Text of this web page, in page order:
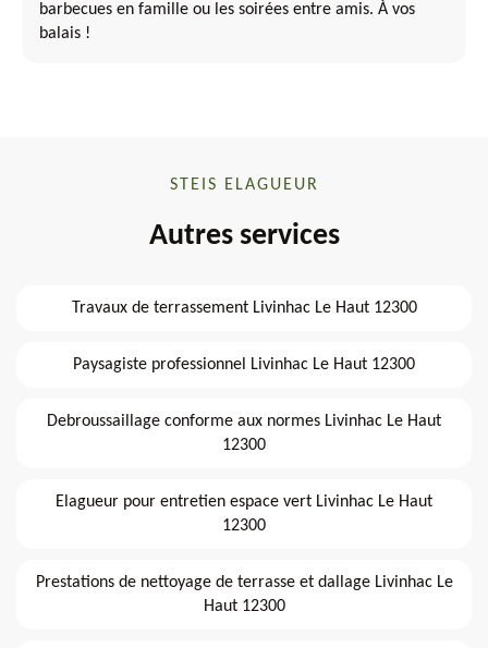
barbecues en famille ou les soirées entre amis. À vos
balais !
STEIS ELAGUEUR
Autres services
Travaux de terrassement Livinhac Le Haut 12300
Paysagiste professionnel Livinhac Le Haut 12300
Debroussaillage conforme aux normes Livinhac Le Haut
12300
Elagueur pour entretien espace vert Livinhac Le Haut
12300
Prestations de nettoyage de terrasse et dallage Livinhac Le
Haut 12300